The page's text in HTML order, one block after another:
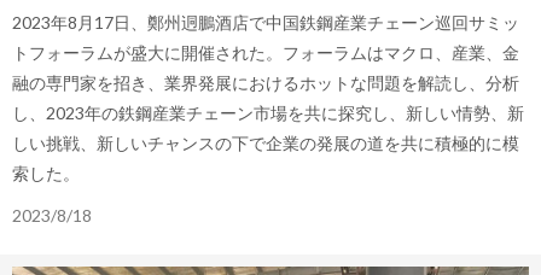
2023年8月17日、鄭州迵鵬酒店で中国鉄鋼産業チェーン巡回サミッ
トフォーラムが盛大に開催された。フォーラムはマクロ、産業、金
融の専門家を招き、業界発展におけるホットな問題を解読し、分析
し、2023年の鉄鋼産業チェーン市場を共に探究し、新しい情勢、新
しい挑戦、新しいチャンスの下で企業の発展の道を共に積極的に模
索した。
2023/8/18